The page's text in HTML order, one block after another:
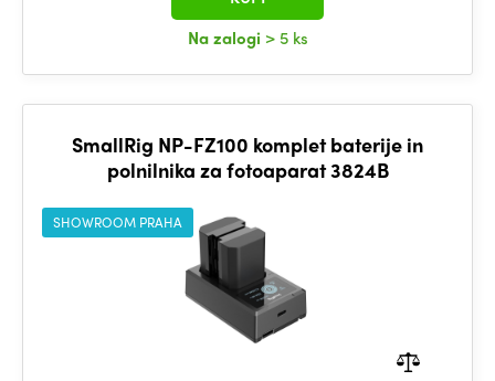
Na zalogi > 5 ks
SmallRig NP-FZ100 komplet baterije in
polnilnika za fotoaparat 3824B
SHOWROOM PRAHA